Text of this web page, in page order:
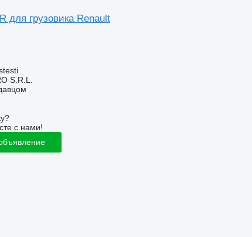
для грузовика Renault
S.R.L.
с нами!